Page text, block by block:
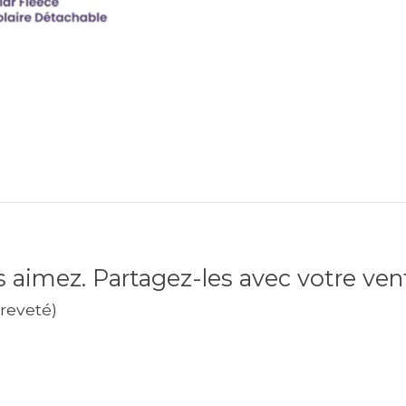
Partagez-les avec votre